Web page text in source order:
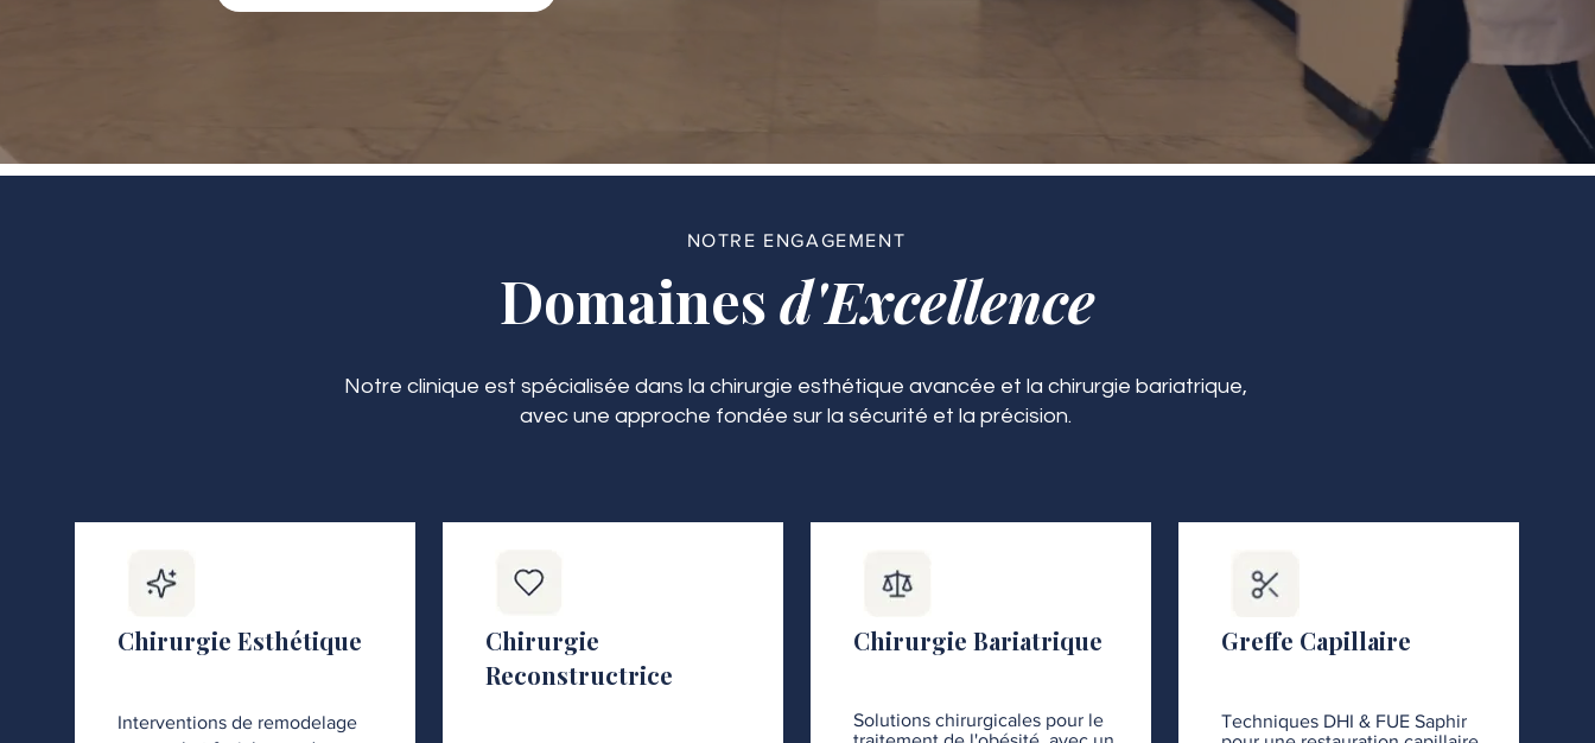
NOTRE ENGAGEMENT
Domainesd'Excellence
Notre clinique est spécialisée dans la chirurgie esthétique avancée et la chirurgie bariatrique,
avec une approche fondée sur la sécurité et la précision.
Chirurgie Esthétique
Interventions de remodelage
Chirurgie
Reconstructrice
Chirurgie Bariatrique
Solutions chirurgicales pour le
Greffe Capillaire
Techniques DHI & FUE Saphir